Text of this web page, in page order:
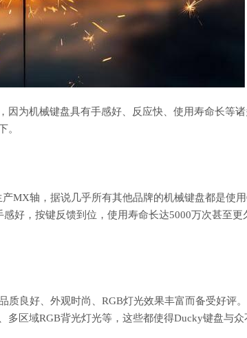
因为机械键盘具有手感好、反应快、使用寿命长等
。
MX轴，据说几乎所有其他品牌的机械键盘都是使
好，按键反馈到位，使用寿命长达5000万次甚至更
质良好、外观时尚、RGB灯光效果丰富而备受好评
区域RGB背光灯光等，这些都使得Ducky键盘与众